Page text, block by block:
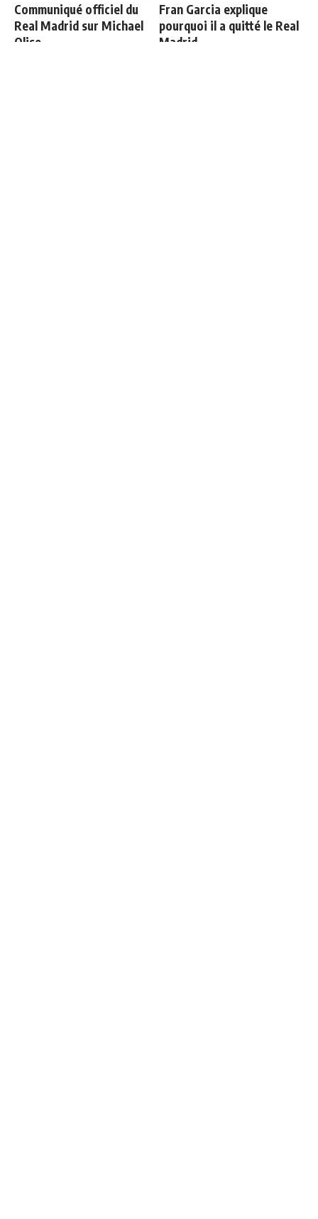
Communiqué officiel du
Real Madrid sur Michael
Olise
Fran Garcia explique
pourquoi il a quitté le Real
Madrid